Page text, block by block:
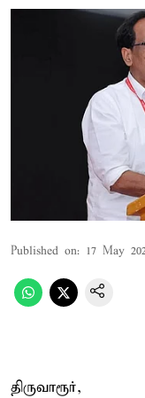
Published on: 17 May
திருவாரூர்,